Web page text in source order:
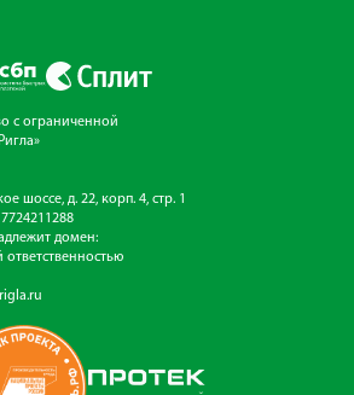
с ограниченной
шоссе, д. 22, корп. 4, стр. 1
домен: